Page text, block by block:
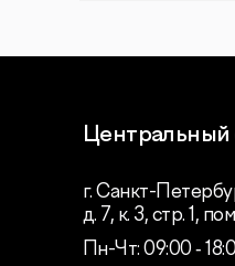
Центральный
г. Санкт-
д. 7, к. 3, стр. 1,
Пн-Чт: 09:00 ‑